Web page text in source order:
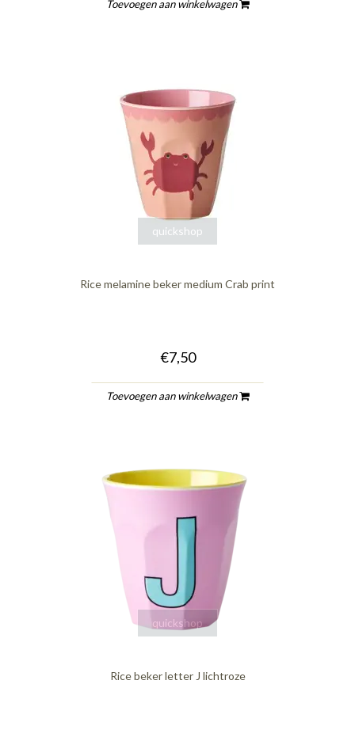
Toevoegen aan winkelwagen
quickshop
Rice melamine beker medium Crab print
€7,50
Toevoegen aan winkelwagen
quickshop
Rice beker letter J lichtroze